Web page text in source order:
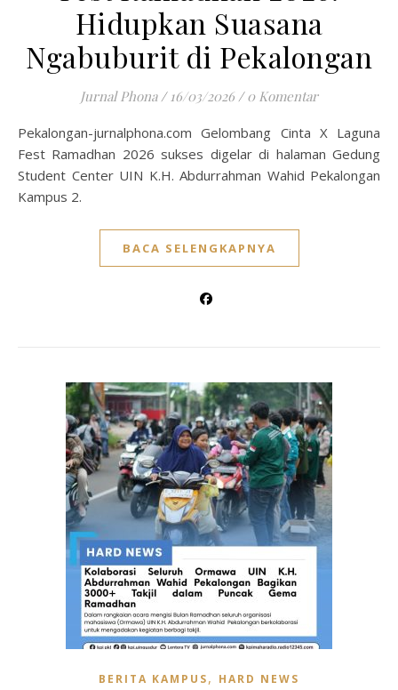
Hidupkan Suasana
Ngabuburit di Pekalongan
Jurnal Phona / 16/03/2026 / 0 Komentar
Pekalongan-jurnalphona.com Gelombang Cinta X Laguna
Fest Ramadhan 2026 sukses digelar di halaman Gedung
Student Center UIN K.H. Abdurrahman Wahid Pekalongan
Kampus 2.
BACA SELENGKAPNYA
BERITA KAMPUS, HARD NEWS